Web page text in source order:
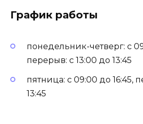
График работы
понедельник-четверг: с
перерыв: с 13:00 до 13:45
пятница: с 09:00 до 16:45,
13:45